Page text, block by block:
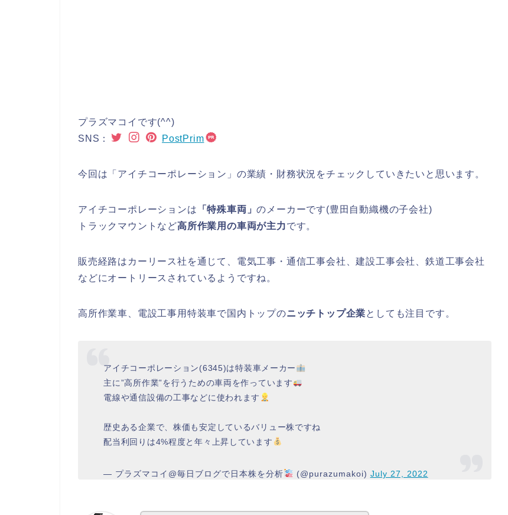
プラズマコイです(^^)
SNS：
PostPrim
今回は「アイチコーポレーション」の業績・財務状況をチェックしていきたいと思います。
アイチコーポレーションは 「特殊車両」のメーカーです(豊田自動織機の子会社)
トラックマウントなど高所作業用の車両が主力です。
販売経路はカーリース社を通じて、電気工事・通信工事会社、建設工事会社、鉄道工事会社
などにオートリースされているようですね。
高所作業車、電設工事用特装車で国内トップのニッチトップ企業としても注目です。
アイチコーポレーション(6345)は特装車メーカー
主に”高所作業”を行うための車両を作っています
電線や通信設備の工事などに使われます
歴史ある企業で、株価も安定しているバリュー株ですね
配当利回りは4%程度と年々上昇しています
— プラズマコイ@毎日ブログで日本株を分析 (@purazumakoi) July 27, 2022